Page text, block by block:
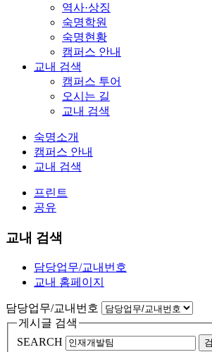
역사·상징
숙명학원
숙명현황
캠퍼스 안내
교내 검색
캠퍼스 투어
오시는 길
교내 검색
숙명소개
캠퍼스 안내
교내 검색
프린트
공유
교내 검색
담당업무/교내번호
교내 홈페이지
담당업무/교내번호
게시글 검색
SEARCH